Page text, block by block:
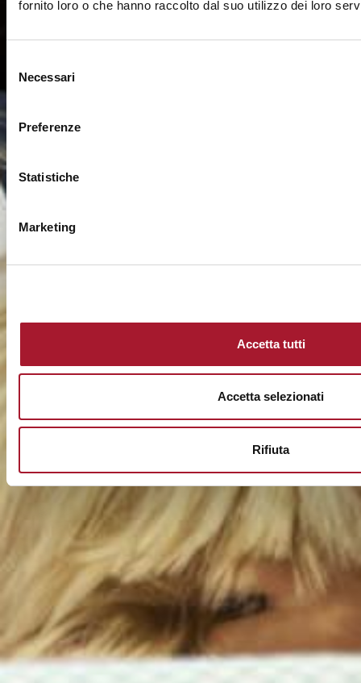
fornito loro o che hanno raccolto dal suo utilizzo dei loro
delNecessari
Preferenze
Statistiche
Marketing
Accetta tutti
Accetta selezionati
Rifiuta